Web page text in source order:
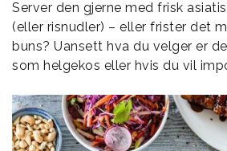
Server den gjerne med frisk
(eller risnudler) – eller frister det
buns? Uansett hva du velger er
som helgekos eller hvis du vil